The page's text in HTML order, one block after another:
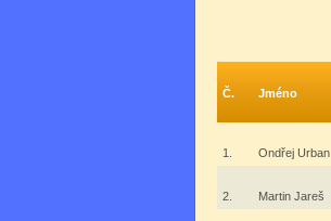
Č. Jméno
1. Ondřej Urban
2. Martin Jareš